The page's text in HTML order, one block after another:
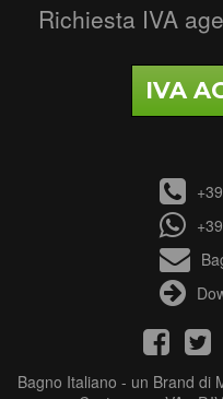
Richiesta IVA
IVA
Bagno Italiano - un Brand di